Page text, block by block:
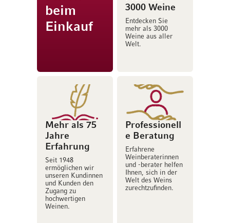
beim
Einkauf
3000 Weine
Entdecken Sie
mehr als 3000
Weine aus aller
Welt.
Mehr als 75
Jahre
Erfahrung
Seit 1948
ermöglichen wir
unseren Kundinnen
und Kunden den
Zugang zu
hochwertigen
Weinen.
Professionell
e Beratung
Erfahrene
Weinberaterinnen
und -berater helfen
Ihnen, sich in der
Welt des Weins
zurechtzufinden.